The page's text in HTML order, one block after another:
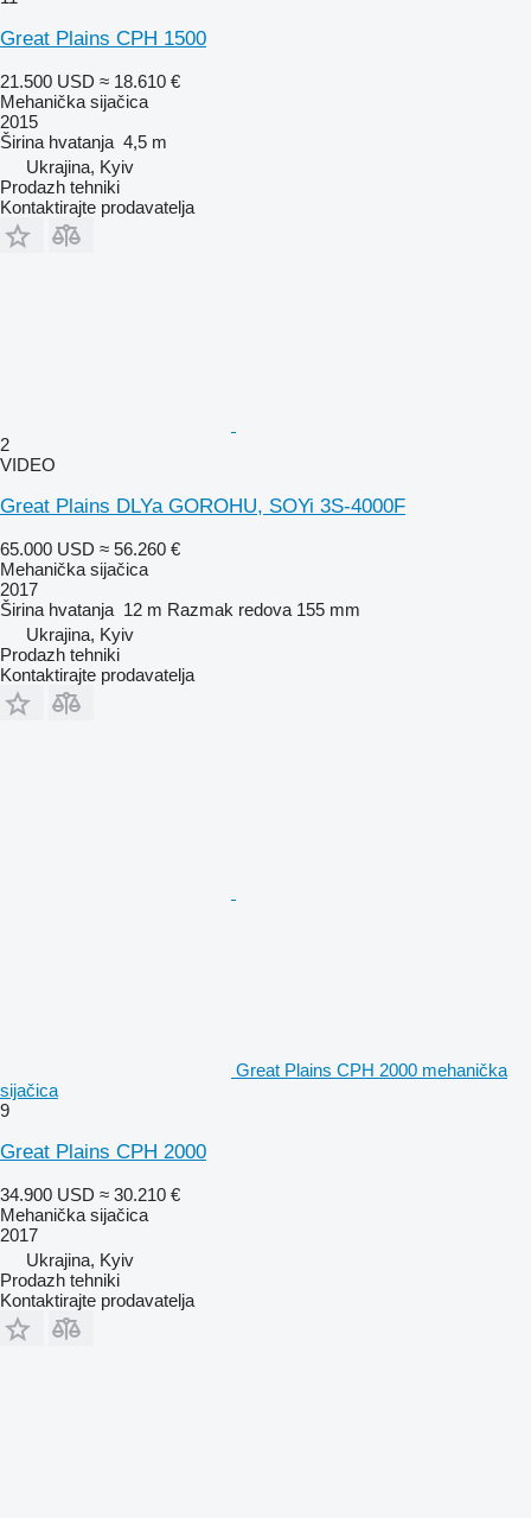
Great Plains CPH 1500
21.500 USD ≈ 18.610 €
Mehanička sijačica
2015
Širina hvatanja 4,5 m
Ukrajina, Kyiv
Prodazh tehniki
Kontaktirajte prodavatelja
2
VIDEO
Great Plains DLYa GOROHU, SOYi 3S-4000F
65.000 USD ≈ 56.260 €
Mehanička sijačica
2017
Širina hvatanja 12 m Razmak redova 155 mm
Ukrajina, Kyiv
Prodazh tehniki
Kontaktirajte prodavatelja
Great Plains CPH 2000 mehanička
sijačica
9
Great Plains CPH 2000
34.900 USD ≈ 30.210 €
Mehanička sijačica
2017
Ukrajina, Kyiv
Prodazh tehniki
Kontaktirajte prodavatelja